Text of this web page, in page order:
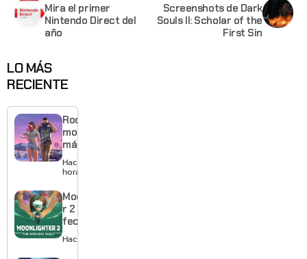
Mira el primer
Nintendo Direct del
año
Screenshots de Dark
Souls II: Scholar of the
First Sin
LO MÁS
RECIENTE
Rockstar
mostrará
más de
GTA 6 en
agosto
estreno
anticipado
en Netflix
Hace 6
horas
Moonlighte
r 2 ya tiene
fecha y
puedes
quedarte
Hace 1 día